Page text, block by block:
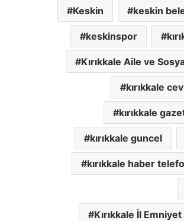
Keskin keskin
keskinspor
Kırıkkale Aile ve
kırıkkale
kırıkkale
kırıkkale guncel
kırıkkale haber
Kırıkkale İl